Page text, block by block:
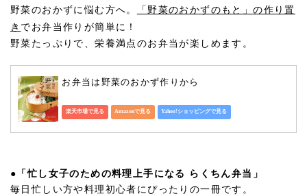
野菜のおかずに悩む方へ。
「野菜のおかずのもと」の作り置
き でお弁当作りが簡単に！
野菜たっぷりで、栄養満点のお弁当が楽しめます。
お弁当は野菜のおかず作りから
楽天市場で見る Amazonで見る Yahoo!ショッピングで見る
● 「忙し女子のための料理上手になる らくちん弁当」
毎日忙しい方や料理初心者にぴったりの一冊です。